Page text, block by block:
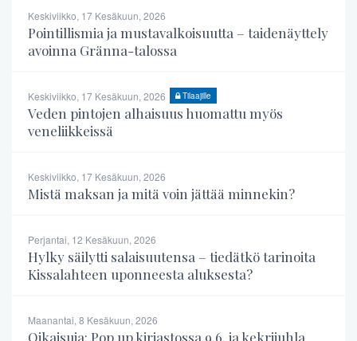
Keskiviikko, 17 Kesäkuun, 2026
Pointillismia ja mustavalkoisuutta – taidenäyttely
avoinna Gränna-talossa
Keskiviikko, 17 Kesäkuun, 2026 Tilaajille
Veden pintojen alhaisuus huomattu myös
veneliikkeissä
Keskiviikko, 17 Kesäkuun, 2026
Mistä maksan ja mitä voin jättää minnekin?
Perjantai, 12 Kesäkuun, 2026
Hylky säilytti salaisuutensa – tiedätkö tarinoita
Kissalahteen uponneesta aluksesta?
Maanantai, 8 Kesäkuun, 2026
Oikaisuja: Pop up kirjastossa 9.6. ja kekrijuhla